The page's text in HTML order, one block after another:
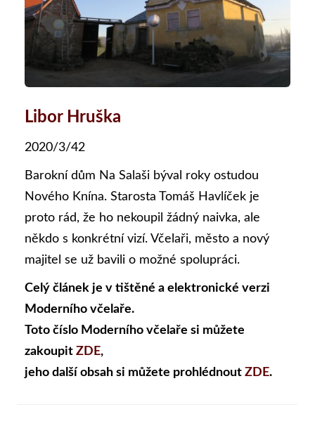
Libor Hruška
2020/3/42
Barokní dům Na Salaši býval roky ostudou
Nového Knína. Starosta Tomáš Havlíček je
proto rád, že ho nekoupil žádný naivka, ale
někdo s konkrétní vizí. Včelaři, město a nový
majitel se už bavili o možné spolupráci.
Celý článek je v tištěné a elektronické verzi
Moderního včelaře.
Toto číslo Moderního včelaře si můžete
zakoupit ZDE,
jeho další obsah si můžete prohlédnout ZDE.